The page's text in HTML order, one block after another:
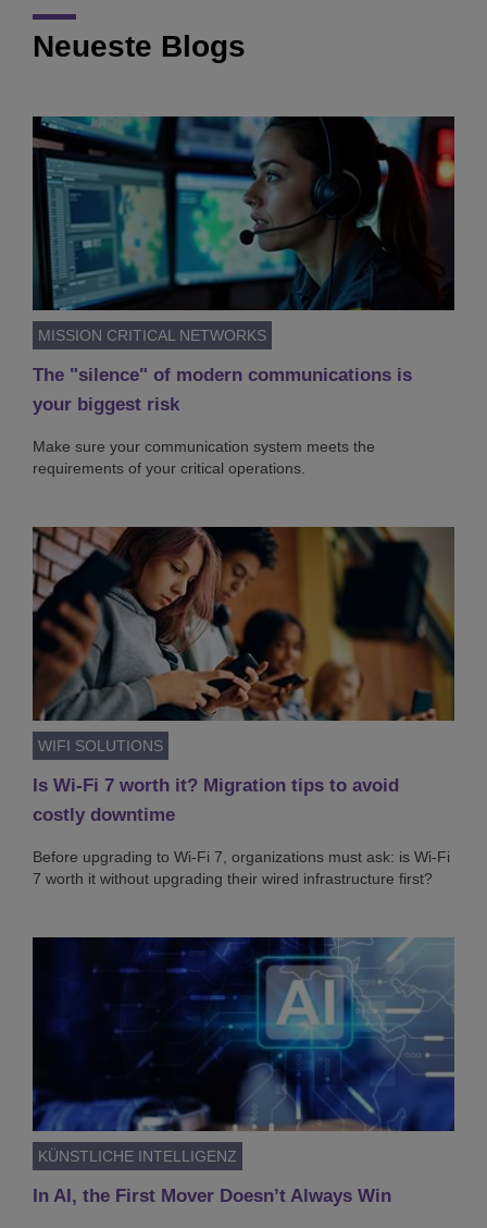
Neueste Blogs
MISSION CRITICAL NETWORKS
The "silence" of modern communications is
your biggest risk
Make sure your communication system meets the
requirements of your critical operations.
WIFI SOLUTIONS
Is Wi-Fi 7 worth it? Migration tips to avoid
costly downtime
Before upgrading to Wi-Fi 7, organizations must ask: is Wi-Fi
7 worth it without upgrading their wired infrastructure first?
KÜNSTLICHE INTELLIGENZ
In AI, the First Mover Doesn’t Always Win